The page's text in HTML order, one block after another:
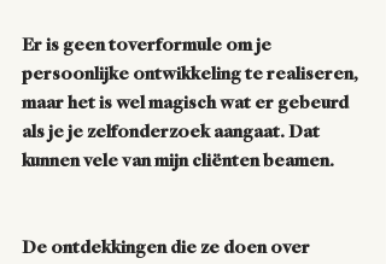
Er is geen toverformule om je
persoonlijke ontwikkeling te realiseren,
maar het is wel magisch wat er gebeurd
als je je zelfonderzoek aangaat. Dat
kunnen vele van mijn cliënten beamen.
De ontdekkingen die ze doen over